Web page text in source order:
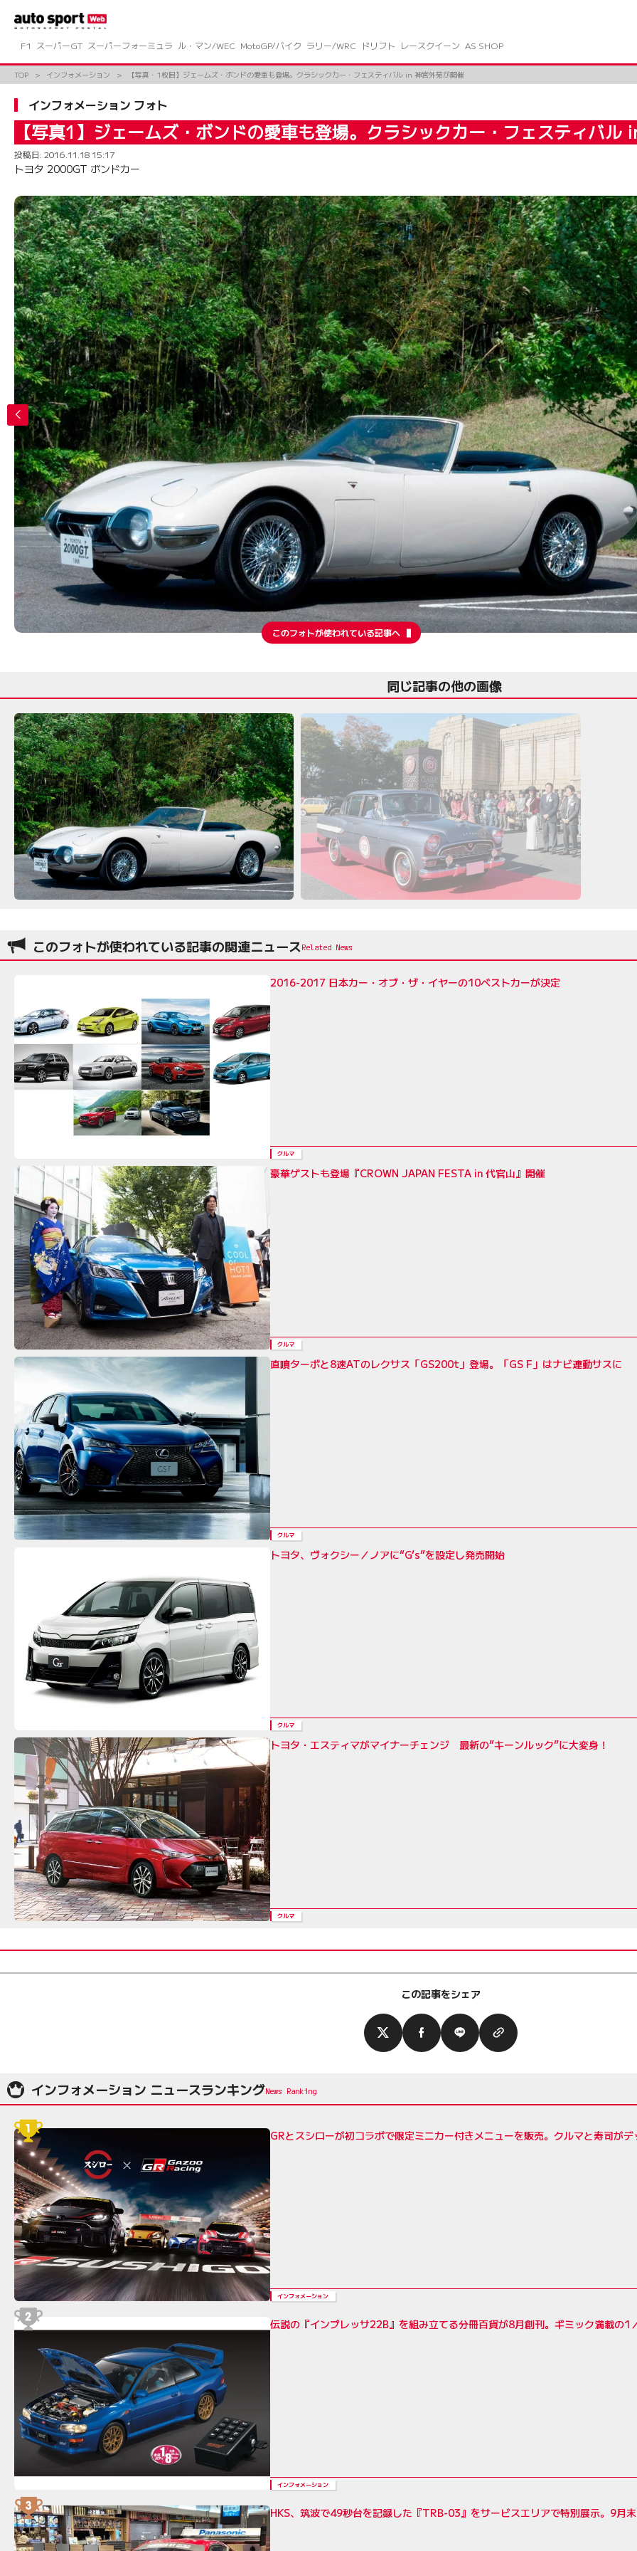
ツ
ス
F1
スーパーGT スーパーフォーミュラ ル・マン/WEC MotoGP/バイク ラリー/WRC ドリフト レースクイーン AS SHOP
TOP インフォメーション 【写真・1枚目】ジェームズ・ボンドの愛車も登場。クラシックカー・フェスティバル in 神宮外苑が開催
インフォメーション フォト
【写真1】ジェームズ・ボンドの愛車も登場。クラシックカー・フェスティバル
投稿日: 2016.11.18 15:17
トヨタ 2000GT ボンドカー
このフォトが使われている記事へ
同じ記事の他の画像
このフォトが使われている記事の関連ニュース
2016-2017 日本カー・オブ・ザ・イヤーの10ベストカーが決定
クルマ
豪華ゲストも登場『CROWN JAPAN FESTA in 代官山』開催
クルマ
直噴ターボと8速ATのレクサス「GS200t」登場。「GS F」はナビ連動サスに
クルマ
トヨタ、ヴォクシー／ノアに“G’s”を設定し発売開始
クルマ
トヨタ・エスティマがマイナーチェンジ 最新の”キーンルック”に大変身！
クルマ
この記事をシェア
インフォメーション ニュースランキング
GRとスシローが初コラボで限定ミニカー付きメニューを販売。クルマと寿司が
インフォメーション
伝説の『インプレッサ22B』を組み立てる分冊百貨が8月創刊。ギミック満載の1
インフォメーション
HKS、筑波で49秒台を記録した『TRB-03』をサービスエリアで特別展示。9月